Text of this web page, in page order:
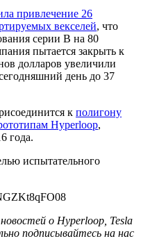
привлечение 26
векселей, что
серии B на 80
пытается закрыть к
долларов увеличили
день до 37
к полигону
Hyperloop,
года.
испытательного
о Hyperloop, Tesla
подписывайтесь на нас